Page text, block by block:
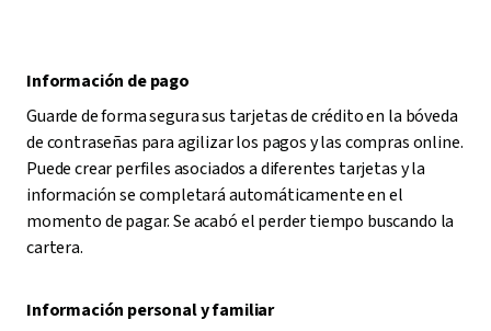
Información de pago
Guarde de forma segura sus tarjetas de crédito en la bóveda
de contraseñas para agilizar los pagos y las compras online.
Puede crear perfiles asociados a diferentes tarjetas y la
información se completará automáticamente en el
momento de pagar. Se acabó el perder tiempo buscando la
cartera.
Información personal y familiar